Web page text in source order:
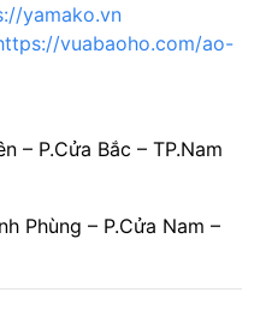
yamako.vn
vuabaoho.com/ao-
– P.Cửa Bắc – TP.Nam
Phùng – P.Cửa Nam –